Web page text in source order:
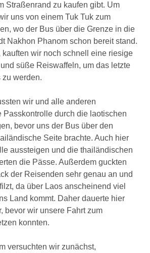
Straßenrand zu kaufen gibt. Um
uns von einem Tuk Tuk zum
wo der Bus über die Grenze in die
Nakhon Phanom schon bereit stand.
kauften wir noch schnell eine riesige
süße Reiswaffeln, um das letzte
zu werden.
wir und alle anderen
Passkontrolle durch die laotischen
bevor uns der Bus über den
Seite brachte. Auch hier
aussteigen und die thailändischen
die Pässe. Außerdem guckten
der Reisenden sehr genau an und
da über Laos anscheinend viel
Land kommt. Daher dauerte hier
bevor wir unsere Fahrt zum
konnten.
versuchten wir zunächst,